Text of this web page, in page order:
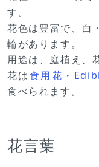
す。
花色は豊富で、白
輪があります。
用途は、庭植え、
花は食用花・
食べられます。
花言葉